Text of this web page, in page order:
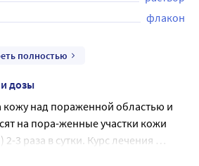
флакон
полностью
дозы
кожу над пораженной областью и
на пора-женные участки кожи
3 раза в сутки. Курс лечения